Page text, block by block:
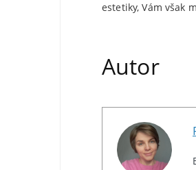
estetiky, Vám však
Autor